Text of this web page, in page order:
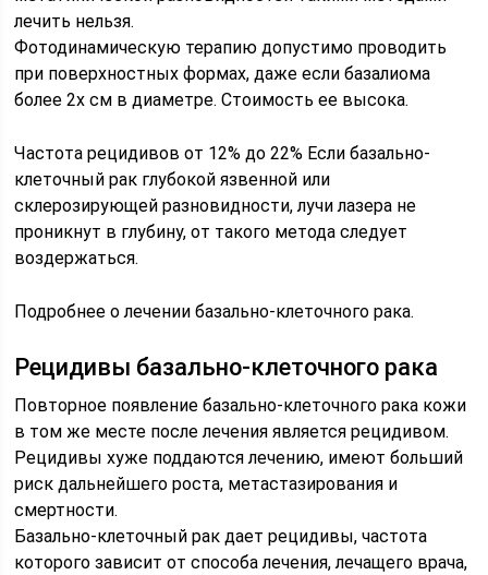
лечить нельзя.
Фотодинамическую терапию допустимо проводить
при поверхностных формах, даже если базалиома
более 2х см в диаметре. Стоимость ее высока.
Частота рецидивов от 12% до 22% Если базально-
клеточный рак глубокой язвенной или
склерозирующей разновидности, лучи лазера не
проникнут в глубину, от такого метода следует
воздержаться.
Подробнее о лечении базально-клеточного рака.
Рецидивы базально-клеточного рака
Повторное появление базально-клеточного рака кожи
в том же месте после лечения является рецидивом.
Рецидивы хуже поддаются лечению, имеют больший
риск дальнейшего роста, метастазирования и
смертности.
Базально-клеточный рак дает рецидивы, частота
которого зависит от способа лечения, лечащего врача,